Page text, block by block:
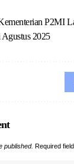
P2MI
2025
published. Required